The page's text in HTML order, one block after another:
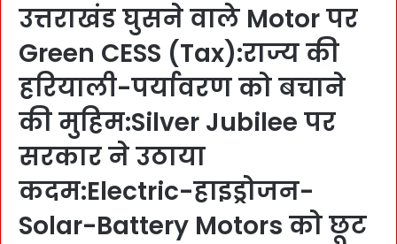
उत्तराखंड घुसने वाले Motor पर
Green CESS (Tax):राज्य की
हरियाली-पर्यावरण को बचाने
की मुहिम:Silver Jubilee पर
सरकार ने उठाया
कदम:Electric-हाइड्रोजन-
Solar-Battery Motors को छूट